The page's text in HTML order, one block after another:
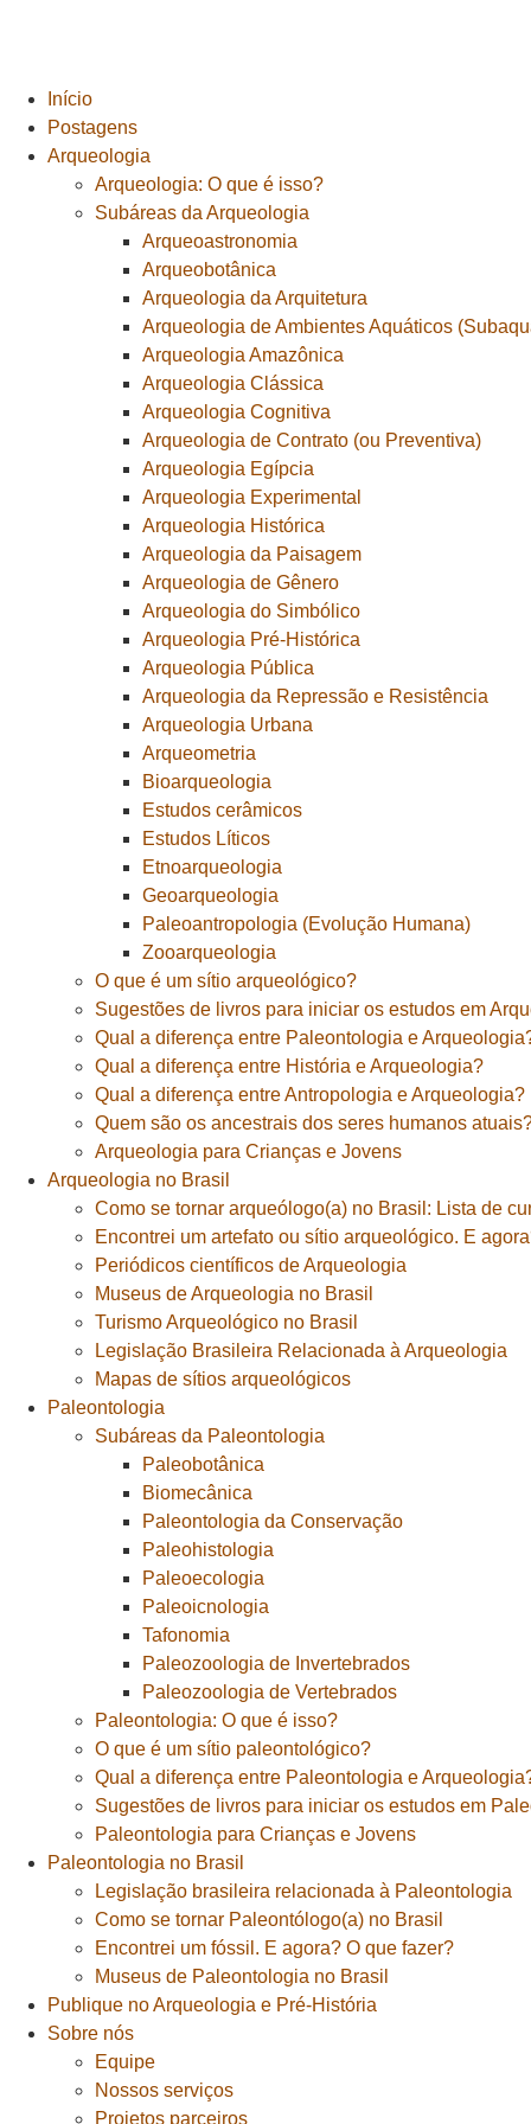
Início
Postagens
Arqueologia
Arqueologia: O que é isso?
Subáreas da Arqueologia
Arqueoastronomia
Arqueobotânica
Arqueologia da Arquitetura
Arqueologia de Ambientes Aquáticos
Arqueologia Amazônica
Arqueologia Clássica
Arqueologia Cognitiva
Arqueologia de Contrato (ou Preventiva)
Arqueologia Egípcia
Arqueologia Experimental
Arqueologia Histórica
Arqueologia da Paisagem
Arqueologia de Gênero
Arqueologia do Simbólico
Arqueologia Pré-Histórica
Arqueologia Pública
Arqueologia da Repressão e Resistência
Arqueologia Urbana
Arqueometria
Bioarqueologia
Estudos cerâmicos
Estudos Líticos
Etnoarqueologia
Geoarqueologia
Paleoantropologia (Evolução Humana)
Zooarqueologia
O que é um sítio arqueológico?
Sugestões de livros para iniciar os estudos em
Qual a diferença entre Paleontologia e
Qual a diferença entre História e Arqueologia?
Qual a diferença entre Antropologia e Arqueologia?
Quem são os ancestrais dos seres humanos
Arqueologia para Crianças e Jovens
Arqueologia no Brasil
Como se tornar arqueólogo(a) no Brasil: Lista de
Encontrei um artefato ou sítio arqueológico. E
Periódicos científicos de Arqueologia
Museus de Arqueologia no Brasil
Turismo Arqueológico no Brasil
Legislação Brasileira Relacionada à Arqueologia
Mapas de sítios arqueológicos
Paleontologia
Subáreas da Paleontologia
Paleobotânica
Biomecânica
Paleontologia da Conservação
Paleohistologia
Paleoecologia
Paleoicnologia
Tafonomia
Paleozoologia de Invertebrados
Paleozoologia de Vertebrados
Paleontologia: O que é isso?
O que é um sítio paleontológico?
Qual a diferença entre Paleontologia e
Sugestões de livros para iniciar os estudos em
Paleontologia para Crianças e Jovens
Paleontologia no Brasil
Legislação brasileira relacionada à Paleontologia
Como se tornar Paleontólogo(a) no Brasil
Encontrei um fóssil. E agora? O que fazer?
Museus de Paleontologia no Brasil
Publique no Arqueologia e Pré-História
Sobre nós
Equipe
Nossos serviços
Projetos parceiros